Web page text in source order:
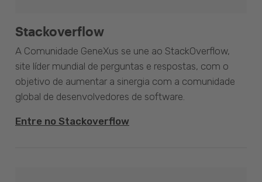
Stackoverflow
A Comunidade GeneXus se une ao StackOverflow,
site líder mundial de perguntas e respostas, com o
objetivo de aumentar a sinergia com a comunidade
global de desenvolvedores de software.
Entre no Stackoverflow